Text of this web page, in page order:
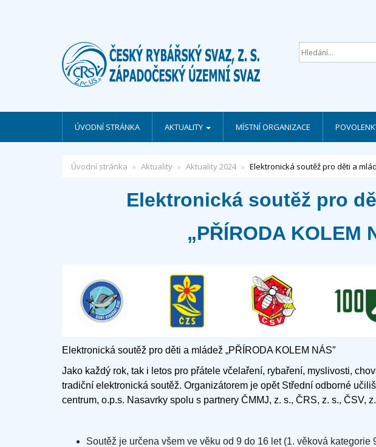
ÚVODNÍ STRÁNKA AKTUALITY MÍSTNÍ ORGANIZACE
Úvodní stránka Aktuality Aktuality 2024 Elektronická soutěž pro děti a
Elektronická soutěž pro
„PŘÍRODA KOLEM
Elektronická soutěž pro děti a mládež „PŘÍRODA KOLEM NÁS″
Jako každý rok, tak i letos pro přátele včelaření, rybaření, myslivosti,
tradiční elektronická soutěž. Organizátorem je opět Střední odborné
centrum, o.p.s. Nasavrky spolu s partnery ČMMJ, z. s., ČRS, z. s., ČSV,
Soutěž je určena všem ve věku od 9 do 16 let (1. věková kategorie